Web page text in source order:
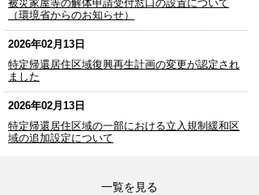
被災家屋等の解体申請受付窓口の設置について
（環境省からのお知らせ）
2026年02月13日
特定帰還居住区域復興再生計画の変更が認定され
ました
2026年02月13日
特定帰還居住区域の一部における立入規制緩和区
域の追加設定について
一覧を見る